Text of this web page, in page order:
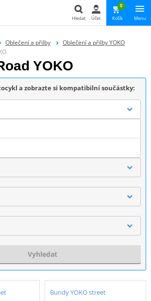
Hledat
Hledat Účet
0
Košík Menu
Oblečení a přilby
Oblečení a přilby YOKO
YOKO
a zobrazte si kompatibilní součástky:
Vyhledat
Bundy YOKO street